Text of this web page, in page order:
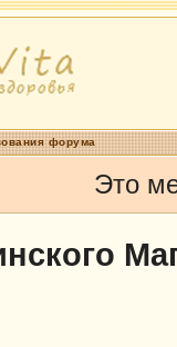
форума
Это